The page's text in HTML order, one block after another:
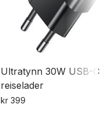
Ultratynn 30W USB-C
reiselader
kr399